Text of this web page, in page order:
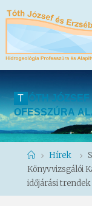
T ÓT H J ÓZS E F
OFESSZÚ RA AL
HomeHírek
Könyvvizsgálói
időjárási